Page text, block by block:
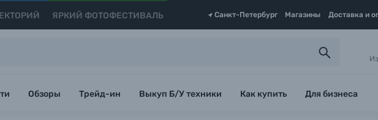
ЯРКИЙ ФОТОФЕСТИВАЛЬ Санкт-Петербург Магазины Доставка и
Обзоры Трейд-ин Выкуп Б/У техники Как купить Для бизнеса